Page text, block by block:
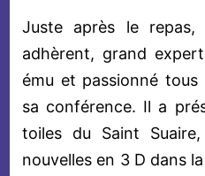
Juste après le repas,
adhèrent, grand
ému et passionné
sa conférence. Il a
toiles du Saint
nouvelles en 3 D dans